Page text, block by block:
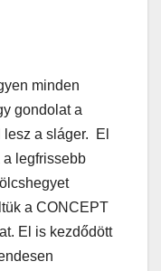
minden
gondolat a
a sláger. El
legfrissebb
a CONCEPT
El is kezdődött